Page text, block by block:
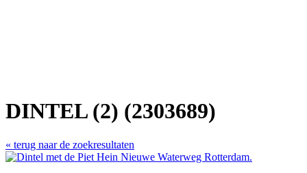
DINTEL (2) (2303689)
« terug naar de zoekresultaten